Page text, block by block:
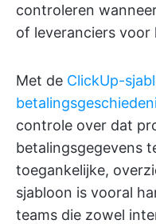
controleren
of leveranciers
Met de ClickUp-
controle over dat
betalingsgegevens
toegankelijke,
sjabloon is vooral
teams die zowel